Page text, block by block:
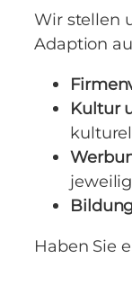
Wir stellen
Adaption
Kultur
Haben Sie